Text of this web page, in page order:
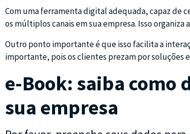
Com uma ferramenta digital adequada, capaz de
os múltiplos canais em sua empresa. Isso
Outro ponto importante é que isso facilita a
importante, pois os clientes prezam por soluções
e-Book: saiba como
sua empresa